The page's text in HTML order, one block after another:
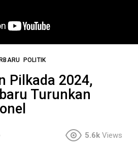
POLITIK
Pilkada 2024,
Turunkan
5.6k Views